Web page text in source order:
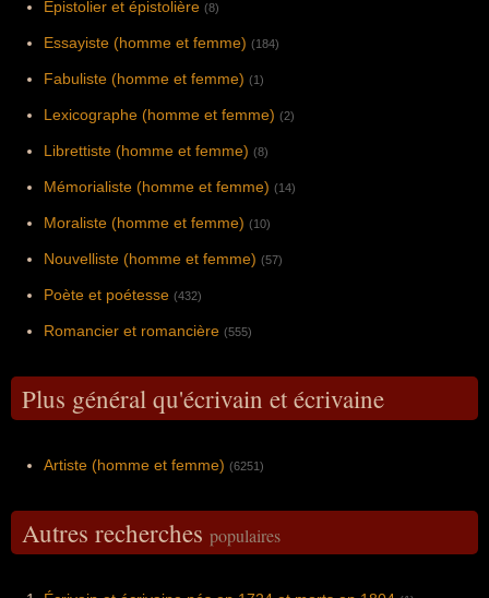
Épistolier et épistolière (8)
Essayiste (homme et femme) (184)
Fabuliste (homme et femme) (1)
Lexicographe (homme et femme) (2)
Librettiste (homme et femme) (8)
Mémorialiste (homme et femme) (14)
Moraliste (homme et femme) (10)
Nouvelliste (homme et femme) (57)
Poète et poétesse (432)
Romancier et romancière (555)
Plus général qu'écrivain et écrivaine
Artiste (homme et femme) (6251)
Autres recherches populaires